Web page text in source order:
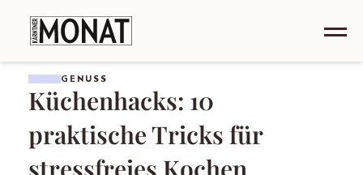
GENUSS
Küchenhacks: 10
praktische Tricks für
stressfreies Kochen